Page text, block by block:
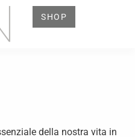
SHOP
della nostra vita in